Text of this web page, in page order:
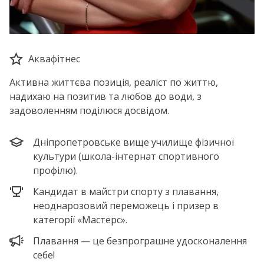
Аквафітнес
Активна життєва позиція, реаліст по життю,
надихаю на позитив та любов до води, з
задоволенням поділюся досвідом.
Дніпропетровське вище училище фізичної
культури (школа-інтернат спортивного
профілю).
Кандидат в майстри спорту з плавання,
неоднарозовий переможець і призер в
категорії «Мастерс».
Плавання — це безпрограшне удосконалення
себе!